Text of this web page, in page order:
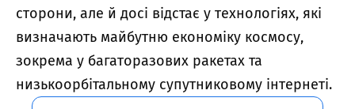
сторони, але й досі відстає у технологіях, які
визначають майбутню економіку космосу,
зокрема у багаторазових ракетах та
низькоорбітальному супутниковому інтернеті.